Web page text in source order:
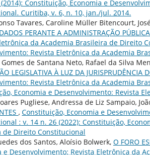
Constituição, Economia e
Curitiba, v. 6, n. 10, jan./jul. 2014.
Tavares, Caroline Müller Bitencourt,
PERANTE A ADMINISTRAÇÃO
da Academia Brasileira de Direito
Revista Eletrônica da Academia
de Santana Neto, Rafael da Silva
LEGISLATIVA À LUZ DA JURISPRUDÊNCIA
Revista Eletrônica da Academia
Economia e Desenvolvimento: Revista
Pugliese, Andressa de Liz Sampaio,
, Constituição, Economia e
: v. 14 n. 26 (2022): Constituição,
de Direito Constitucional
dos Santos, Aloísio Bolwerk, O FORO
e Desenvolvimento: Revista Eletrônica da